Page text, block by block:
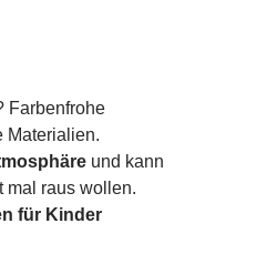
Farbenfrohe
Materialien.
und kann
mal raus wollen.
für Kinder